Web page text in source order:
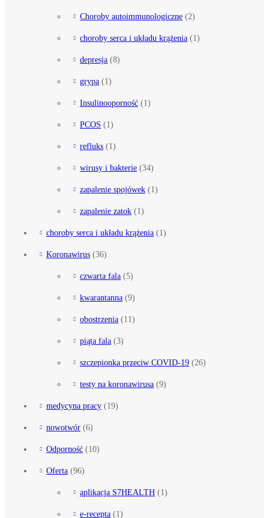
Choroby autoimmunologiczne (2)
choroby serca i układu krążenia (1)
depresja (8)
grypa (1)
Insulinooporność (1)
PCOS (1)
refluks (1)
wirusy i bakterie (34)
zapalenie spojówek (1)
zapalenie zatok (1)
choroby serca i układu krążenia (1)
Koronawirus (36)
czwarta fala (5)
kwarantanna (9)
obostrzenia (11)
piąta fala (3)
szczepionka przeciw COVID-19 (26)
testy na koronawirusa (9)
medycyna pracy (19)
nowotwór (6)
Odporność (10)
Oferta (96)
aplikacja S7HEALTH (1)
e-recepta (1)